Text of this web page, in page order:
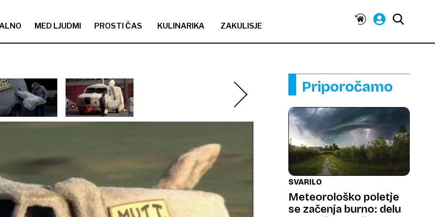
MED LJUDMI PROSTI ČAS KULINARIKA ZAKULISJE
Priporočamo
SVARILO
Meteorološko poletje
se začenja burno: delu